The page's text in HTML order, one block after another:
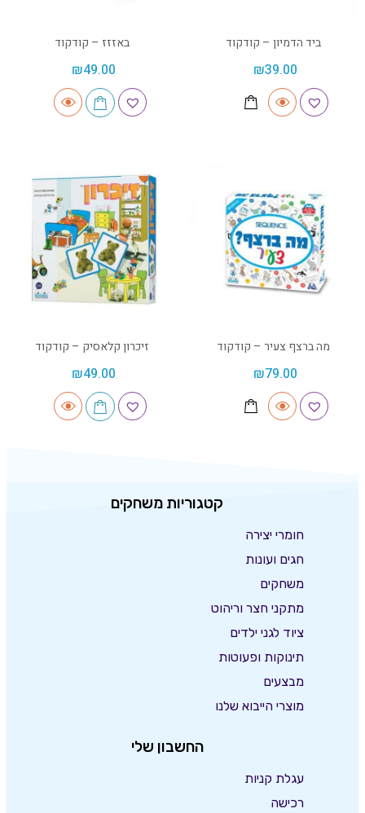
ביד הדמיון – קודקוד
₪39.00
באזזז – קודקוד
₪49.00
מה ברצף צעיר – קודקוד
₪79.00
זיכרון קלאסיק – קודקוד
₪49.00
קטגוריות משחקים
חומרי יצירה
חגים ועונות
משחקים
מתקני חצר וריהוט
ציוד לגני ילדים
תינוקות ופעוטות
מבצעים
מוצרי הייבוא שלנו
החשבון שלי
עגלת קניות
רכישה